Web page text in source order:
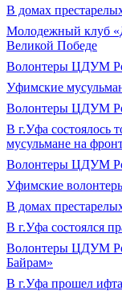
В домах
Молодежный клуб
Великой Победе
Волонтеры ЦДУМ
Уфимские
Волонтеры ЦДУМ
В г.Уфа состоялось
мусульмане на
Волонтеры ЦДУМ
Уфимские
В домах
В г.Уфа состоялся
Волонтеры ЦДУМ
Байрам»
В г.Уфа прошел